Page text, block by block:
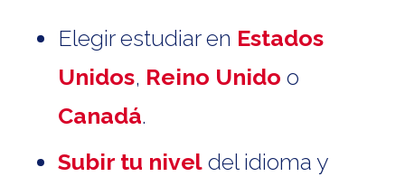
Elegir estudiar en Estados
Unidos, Reino Unido o
Canadá.
Subir tu nivel del idioma y